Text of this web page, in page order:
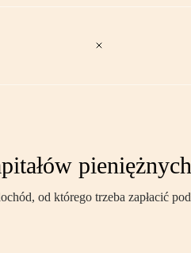
pieniężnych
od którego trzeba zapłacić